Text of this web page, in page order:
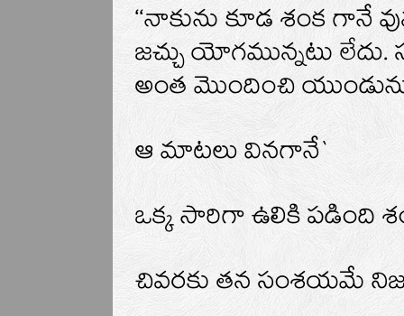
‘‘నాకును కూడ శంక గానే
జచ్చు యోగమున్నటు
అంత మొందించి
ఆ మాటలు వినగానే`
ఒక్క సారిగా ఉలికి పడింది
చివరకు తన సంశయమే